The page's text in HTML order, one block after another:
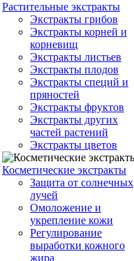
Растительные экстракты
Экстракты грибов
Экстракты корней и
корневищ
Экстракты листьев
Экстракты плодов
Экстракты специй и
пряностей
Экстракты фруктов
Экстракты других
частей растений
Экстракты цветов
Косметические экстракты
Защита от солнечных
лучей
Омоложение и
укрепление кожи
Регулирование
выработки кожного
жира